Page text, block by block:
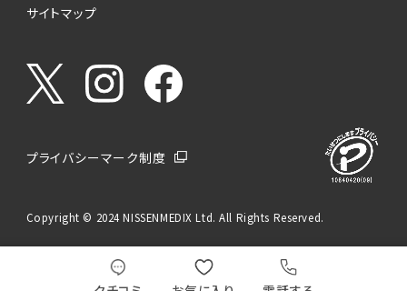
サイトマップ
プライバシーマーク制度
Copyright © 2024 NISSENMEDIX Ltd. All Rights Reserved.